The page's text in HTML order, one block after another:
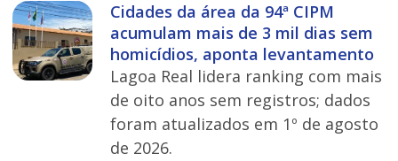
Cidades da área da 94ª CIPM
acumulam mais de 3 mil dias sem
homicídios, aponta levantamento
Lagoa Real lidera ranking com mais
de oito anos sem registros; dados
foram atualizados em 1º de agosto
de 2026.